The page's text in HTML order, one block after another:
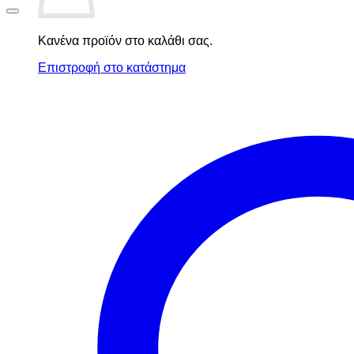
Κανένα προϊόν στο καλάθι σας.
Επιστροφή στο κατάστημα